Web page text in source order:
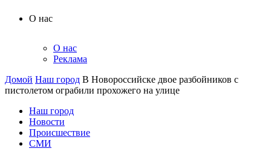
О нас
О нас
Реклама
Домой Наш город В Новороссийске двое разбойников с
пистолетом ограбили прохожего на улице
Наш город
Новости
Происшествие
СМИ